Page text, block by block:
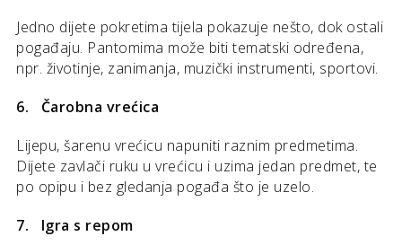
Jedno dijete pokretima tijela pokazuje nešto, dok ostali
pogađaju. Pantomima može biti tematski određena,
npr. životinje, zanimanja, muzički instrumenti, sportovi.
6. Čarobna vrećica
Lijepu, šarenu vrećicu napuniti raznim predmetima.
Dijete zavlači ruku u vrećicu i uzima jedan predmet, te
po opipu i bez gledanja pogađa što je uzelo.
7. Igra s repom